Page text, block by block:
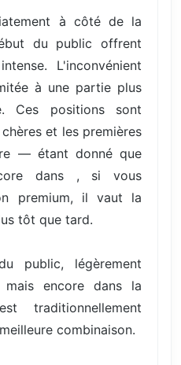
à côté de la
du public offrent
L'inconvénient
à une partie plus
Ces positions sont
et les premières
— étant donné que
dans , si vous
premium, il vaut la
tôt que tard.
public, légèrement
encore dans la
traditionnellement
combinaison.